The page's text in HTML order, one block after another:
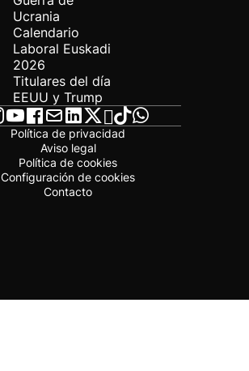
Ucrania
Calendario
Laboral Euskadi
2026
Titulares del día
EEUU y Trump
Política de privacidad
Aviso legal
Política de cookies
Configuración de cookies
Contacto